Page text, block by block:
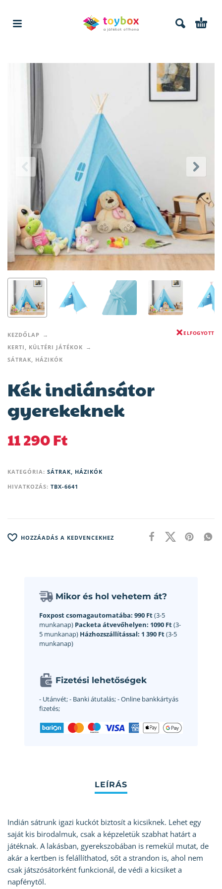
KEZDŐLAP
KERTI, KÜLTÉRI JÁTÉKOK
SÁTRAK, HÁZIKÓK
ELFOGYOTT
Kék indiánsátor
gyerekeknek
11 290Ft
KATEGÓRIA: SÁTRAK, HÁZIKÓK
HIVATKOZÁS: TBX-6641
HOZZÁADÁS A KEDVENCEKHEZ
Mikor és hol vehetem át?
Foxpost csomagautomatába: 990 Ft(3-5
munkanap) Packeta átvevőhelyen: 1090 Ft(3-
5 munkanap) Házhozszállítással: 1 390 Ft(3-5
munkanap)
Fizetési lehetőségek
- Utánvét;- Banki átutalás;- Online bankkártyás
fizetés;
Indián sátrunk igazi kuckót biztosít a kicsiknek. Lehet egy
saját kis birodalmuk, csak a képzeletük szabhat határt a
játéknak. A lakásban, gyerekszobában is remekül mutat, de
akár a kertben is felállíthatod, sőt a strandon is, ahol nem
csak játszósátorként funkcionál, de védi a kicsiket a
napfénytől.